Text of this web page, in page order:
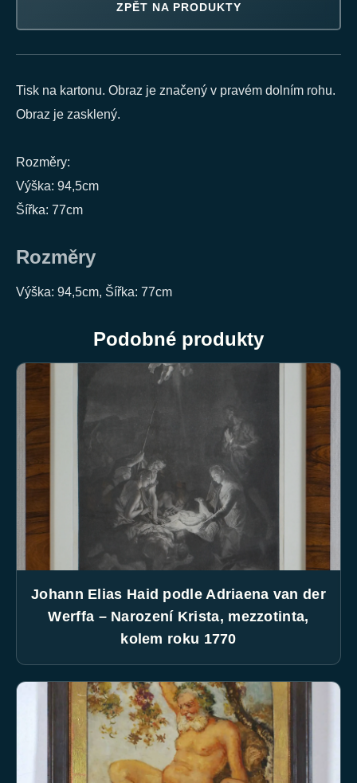
ZPĚT NA PRODUKTY
Tisk na kartonu. Obraz je značený v pravém dolním rohu.
Obraz je zasklený.
Rozměry:
Výška: 94,5cm
Šířka: 77cm
Rozměry
Výška: 94,5cm, Šířka: 77cm
Podobné produkty
Johann Elias Haid podle Adriaena van der
Werffa – Narození Krista, mezzotinta,
kolem roku 1770